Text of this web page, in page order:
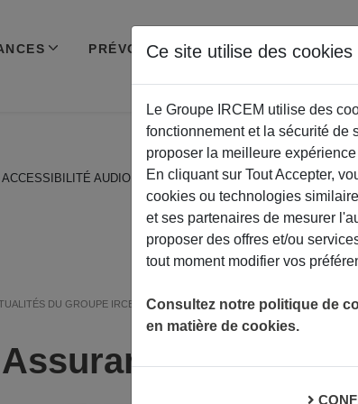
PRÉVOYANCE RETRAITE
ACCESSIBILITÉ AUDIO
DU GROUPE IRCEM ACTUALITÉS ASSURANCES
Ce site utilise des cookies
Le Groupe IRCEM utilise des
fonctionnement et la sécurité de
proposer la meilleure
En cliquant sur Tout Accepter,
cookies ou technologies
et ses partenaires de mesurer
proposer des offres et/ou
tout moment modifier vos
Consultez notre politique de
en matière de cookies.